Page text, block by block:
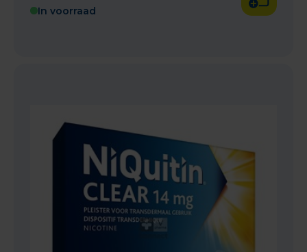
In voorraad